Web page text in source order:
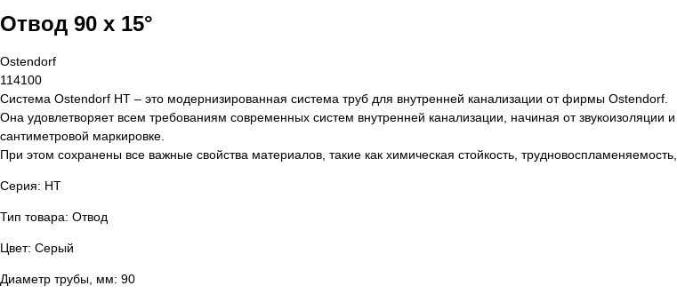
Отвод 90 x 15°
Ostendorf
114100
Система Ostendorf HT – это модернизированная система труб для внутренней канализации от фирмы Ostendorf.
Она удовлетворяет всем требованиям современных систем внутренней канализации, начиная от
сантиметровой маркировке.
При этом сохранены все важные свойства материалов, такие как химическая стойкость,
Серия: HT
Тип товара: Отвод
Цвет: Серый
Диаметр трубы, мм: 90